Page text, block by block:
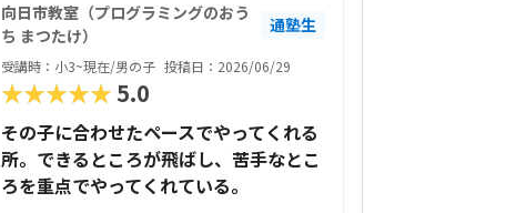
向日市教室（プログラミングのおう
ち まつたけ）
通塾生
受講時：小3~現在/男の子 投稿日：2026/06/29
★★★★★5.0
その子に合わせたペースでやってくれる
所。できるところが飛ばし、苦手なとこ
ろを重点でやってくれている。